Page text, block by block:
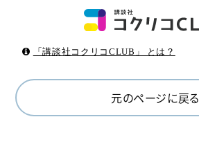
「講談社コクリコCLUB」 とは？
元のページに戻る